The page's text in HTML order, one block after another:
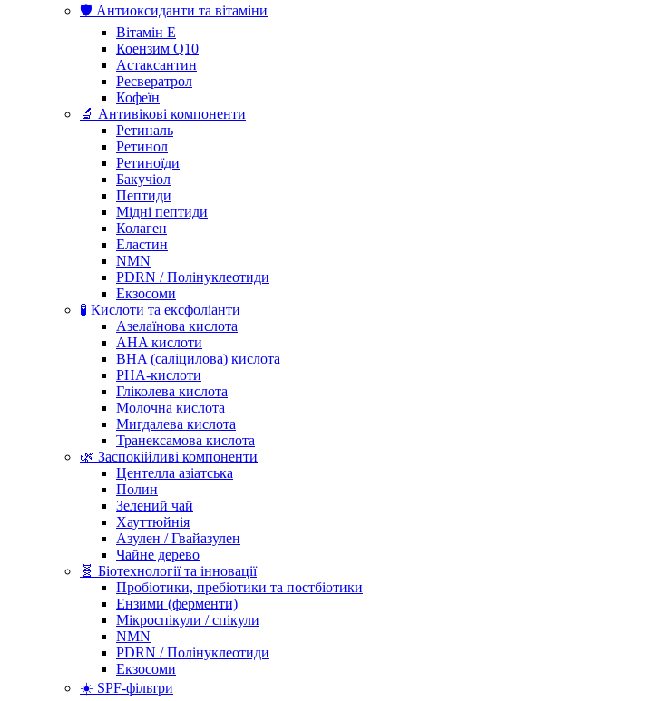
🛡️ Антиоксиданти та вітаміни
Вітамін Е
Коензим Q10
Астаксантин
Ресвератрол
Кофеїн
🔬 Антивікові компоненти
Ретиналь
Ретинол
Ретиноїди
Бакучіол
Пептиди
Мідні пептиди
Колаген
Еластин
NMN
PDRN / Полінуклеотиди
Екзосоми
🧪 Кислоти та ексфоліанти
Азелаїнова кислота
AHA кислоти
BHA (саліцилова) кислота
PHA-кислоти
Гліколева кислота
Молочна кислота
Мигдалева кислота
Транексамова кислота
🌿 Заспокійливі компоненти
Центелла азіатська
Полин
Зелений чай
Хауттюйнія
Азулен / Гвайазулен
Чайне дерево
🧬 Біотехнології та інновації
Пробіотики, пребіотики та постбіотики
Ензими (ферменти)
Мікроспікули / спікули
NMN
PDRN / Полінуклеотиди
Екзосоми
☀️ SPF-фільтри